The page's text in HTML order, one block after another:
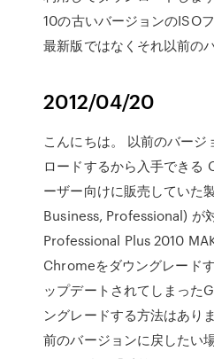
10の古いバージョンのISO
最新版ではなくそれ以前の
2012/04/20
こんにちは。 以前のバー
ロードするから入手できる
ーザー向けに販売していた
Business, Professional) が
Professional Plus 2010
Chromeをダウングレード
ップデートされてしまっ
ングレードする方法はあり
前のバージョンに戻したい